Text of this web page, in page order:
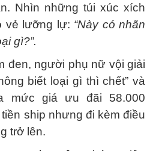
Nhìn những túi xúc xích
vẻ lưỡng lự: “Này có nhãn
gì?”.
đen, người phụ nữ vội giải
biết loại gì thì chết” và
mức giá ưu đãi 58.000
ship nhưng đi kèm điều
trở lên.